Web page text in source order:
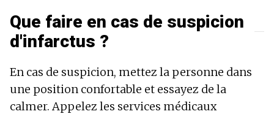
Que faire en cas de suspicion
d'infarctus ?
En cas de suspicion, mettez la personne dans
une position confortable et essayez de la
calmer. Appelez les services médicaux